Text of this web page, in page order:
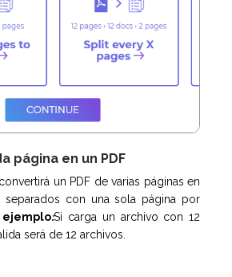
página en un PDF
un PDF de varias páginas en
separados con una sola página por
ejemplo:Si carga un archivo con 12
será de 12 archivos.